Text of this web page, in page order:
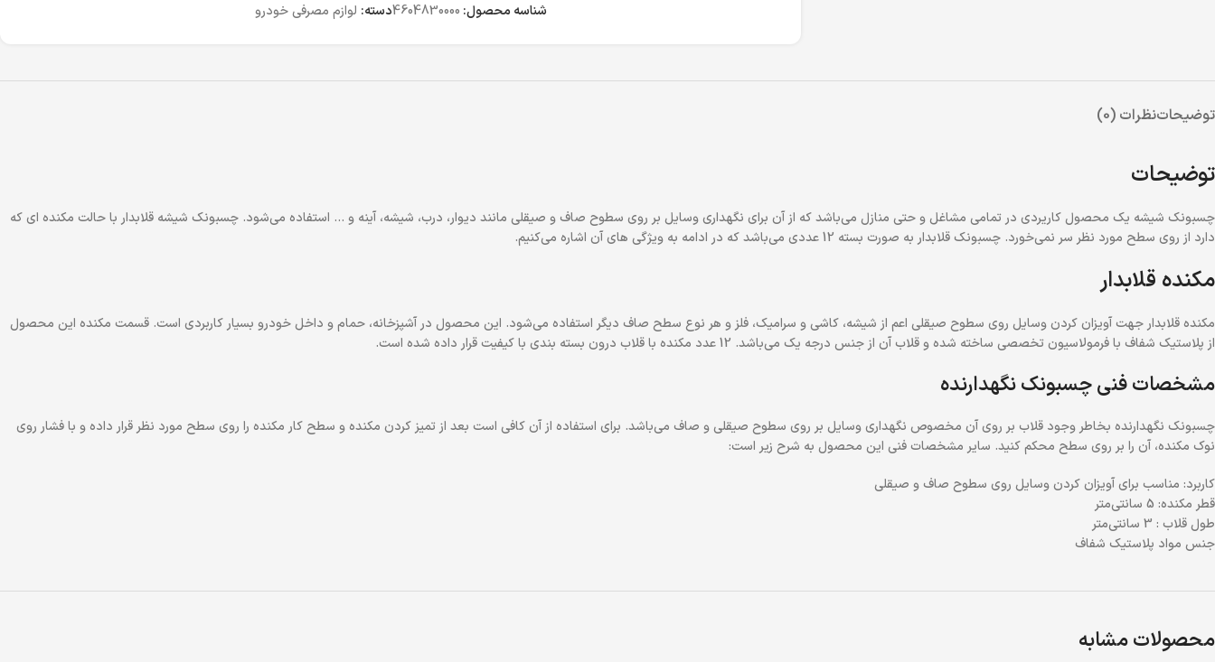
شناسه محصول: 4604830000دسته: لوازم مصرفی خودرو
توضیحاتنظرات (0)
توضیحات
چسبونک شیشه یک محصول کاریردی در تمامی مشاغل و حتی منازل می‌باشد که از آن برای نگهداری وسایل بر روی سطوح صاف و صیقلی مانند دیوار، درب، شیشه، آینه و … استفاده می‌شود. چسبونک شیشه قلابدار با حالت مکنده ای که
دارد از روی سطح مورد نظر سر نمی‌خورد. چسبونک قلابدار به صورت بسته 12 عددی می‌باشد که در ادامه به ویژگی های آن اشاره می‌کنیم.
مکنده قلابدار
مکنده قلاب­دار جهت آویزان کردن وسایل روی سطوح صیقلی اعم از شیشه، کاشی و سرامیک، فلز و هر نوع سطح صاف دیگر استفاده می‌­شود. این محصول در آشپزخانه، حمام و داخل خودرو بسیار کاربردی است. قسمت مکنده این محصول
از پلاستیک شفاف با فرمولاسیون تخصصی ساخته شده و قلاب آن از جنس درجه یک می­‌باشد. 12 عدد مکنده با قلاب درون بسته­ بندی با کیفیت قرار داده شده است.
مشخصات فنی چسبونک نگهدارنده
چسبونک نگهدارنده بخاطر وجود قلاب بر روی آن مخصوص نگهداری وسایل بر روی سطوح صیقلی و صاف می‌باشد. برای استفاده از آن کافی است بعد از تمیز کردن مکنده و سطح کار مکنده را روی سطح مورد نظر قرار داده و با فشار روی
نوک مکنده، آن را بر روی سطح محکم کنید. سایر مشخصات فنی این محصول به شرح زیر است:
کاربرد: مناسب برای آویزان کردن وسایل روی سطوح صاف و صیقلی
قطر مکنده: 5 سانتی‌متر
طول قلاب : 3 سانتی‌متر
جنس مواد پلاستیک شفاف
محصولات مشابه